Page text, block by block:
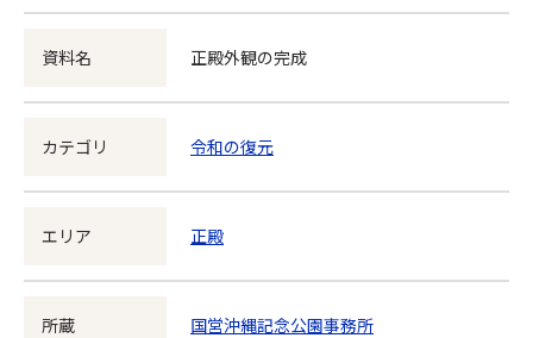
資料名 正殿外観の完成
カテゴリ 令和の復元
エリア 正殿
所蔵 国営沖縄記念公園事務所